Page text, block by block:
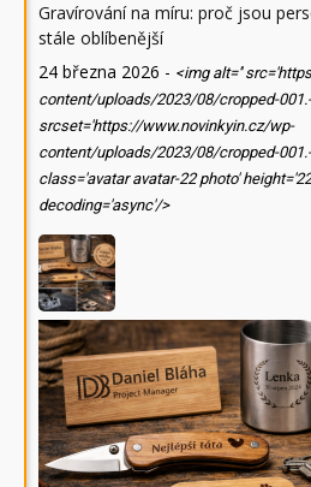
Gravírování na míru: proč jsou
stále oblíbenější
24 března 2026 - <img alt=''
content/uploads/2023/08/cropped-
srcset='https://www.novinkyin.cz/wp-
content/uploads/2023/08/cropped-
class='avatar avatar-22 photo'
decoding='async'/>